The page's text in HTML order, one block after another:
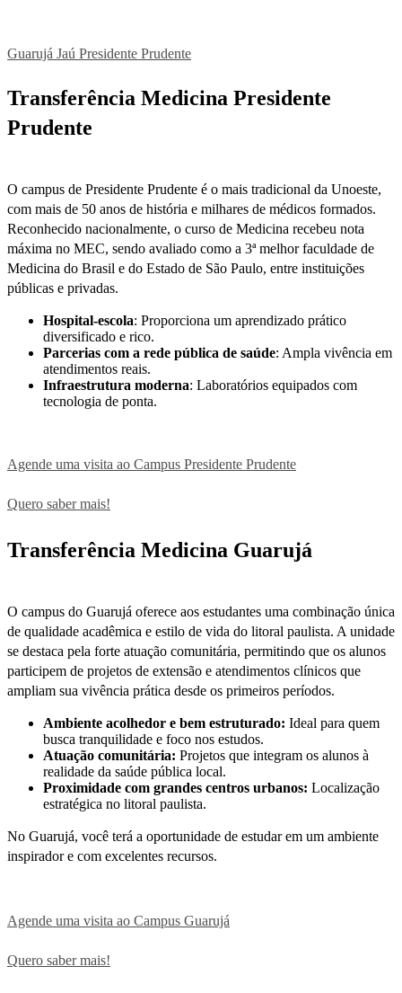
Guarujá Jaú Presidente Prudente
Transferência Medicina Presidente
Prudente
O campus de Presidente Prudente é o mais tradicional da Unoeste,
com mais de 50 anos de história e milhares de médicos formados.
Reconhecido nacionalmente, o curso de Medicina recebeu nota
máxima no MEC, sendo avaliado como a 3ª melhor faculdade de
Medicina do Brasil e do Estado de São Paulo, entre instituições
públicas e privadas.
Hospital-escola: Proporciona um aprendizado prático
diversificado e rico.
Parcerias com a rede pública de saúde: Ampla vivência em
atendimentos reais.
Infraestrutura moderna: Laboratórios equipados com
tecnologia de ponta.
Agende uma visita ao Campus Presidente Prudente
Quero saber mais!
Transferência Medicina Guarujá
O campus do Guarujá oferece aos estudantes uma combinação única
de qualidade acadêmica e estilo de vida do litoral paulista. A unidade
se destaca pela forte atuação comunitária, permitindo que os alunos
participem de projetos de extensão e atendimentos clínicos que
ampliam sua vivência prática desde os primeiros períodos.
Ambiente acolhedor e bem estruturado: Ideal para quem
busca tranquilidade e foco nos estudos.
Atuação comunitária: Projetos que integram os alunos à
realidade da saúde pública local.
Proximidade com grandes centros urbanos: Localização
estratégica no litoral paulista.
No Guarujá, você terá a oportunidade de estudar em um ambiente
inspirador e com excelentes recursos.
Agende uma visita ao Campus Guarujá
Quero saber mais!